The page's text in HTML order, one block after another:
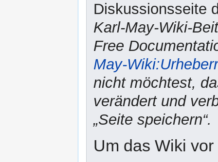
Diskussionsseite
Karl-May-Wiki-
Free
May-
nicht möchtest,
verändert und
„Seite speichern“.
Um das Wiki